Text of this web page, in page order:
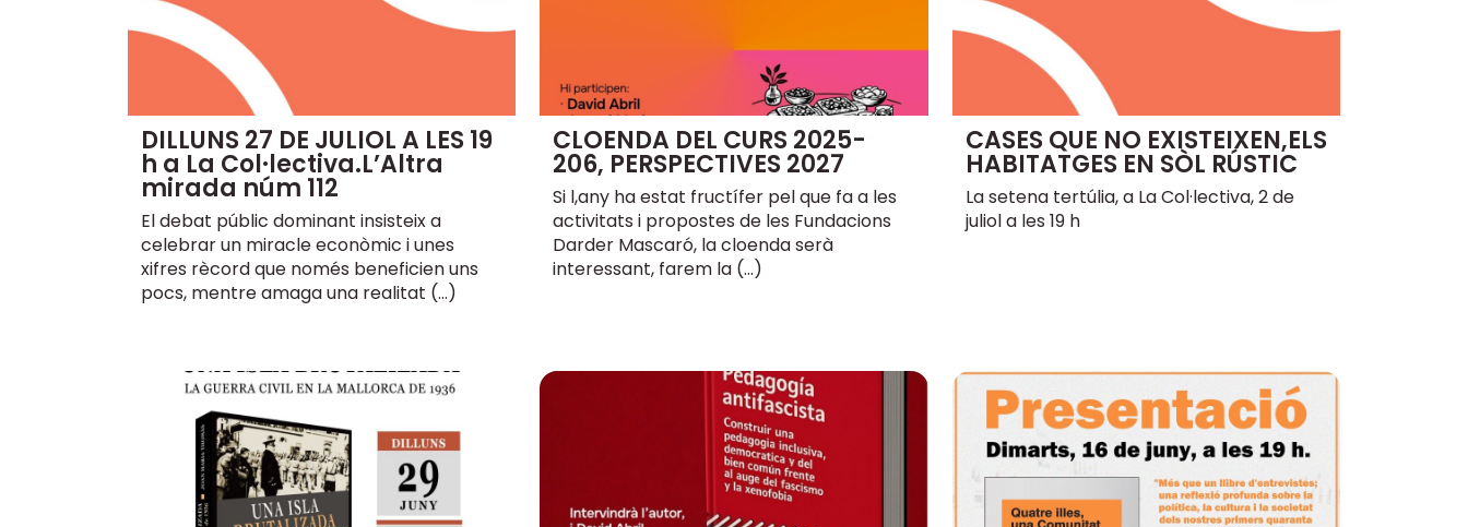
DILLUNS 27 DE JULIOL A LES 19
h a La Col·lectiva.L’Altra
mirada núm 112
El debat públic dominant insisteix a
celebrar un miracle econòmic i unes
xifres rècord que només beneficien uns
pocs, mentre amaga una realitat (…)
CLOENDA DEL CURS 2025-
206, PERSPECTIVES 2027
Si l,any ha estat fructífer pel que fa a les
activitats i propostes de les Fundacions
Darder Mascaró, la cloenda serà
interessant, farem la (…)
CASES QUE NO EXISTEIXEN,ELS
HABITATGES EN SÒL RÚSTIC
La setena tertúlia, a La Col·lectiva, 2 de
juliol a les 19 h